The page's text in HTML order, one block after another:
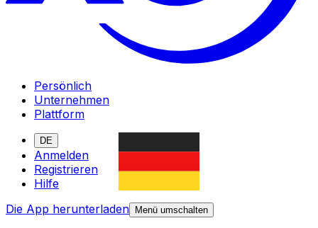
Persönlich
Unternehmen
Plattform
DE
Anmelden
Registrieren
Hilfe
Die App herunterladen
Menü umschalten